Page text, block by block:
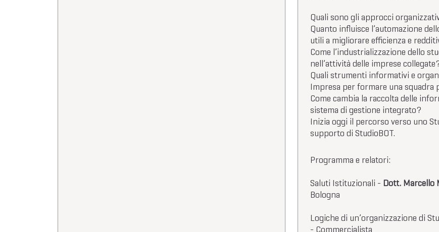
Quali sono gli approcci
Quanto influisce l’automazione
utili a migliorare efficienza e
Come l’industrializzazione dello
nell’attività delle imprese
Quali strumenti informativi e
Impresa per formare una squadra
Come cambia la raccolta delle
sistema di gestione integrato?
Inizia oggi il percorso verso uno
supporto di StudioBOT.
Programma e relatori:
Saluti Istituzionali - Dott. Marcello
Bologna
Logiche di un’organizzazione di
- Commercialista